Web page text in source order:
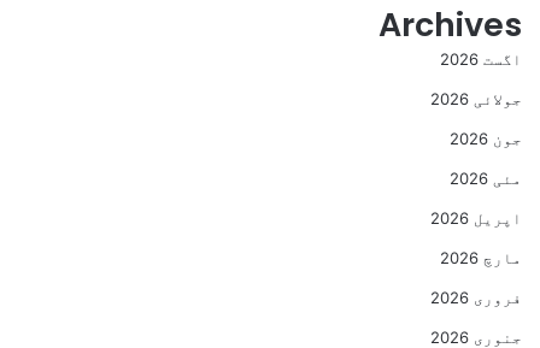
Archives
اگست 2026
جولائی 2026
جون 2026
مئی 2026
اپریل 2026
مارچ 2026
فروری 2026
جنوری 2026